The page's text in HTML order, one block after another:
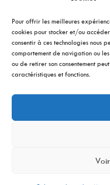
Pour offrir les meilleures
cookies pour stocker et/ou
consentir à ces technologies nous
comportement de navigation ou
ou de retirer son consentement
caractéristiques et fonctions.
Dériveur à Foils
–